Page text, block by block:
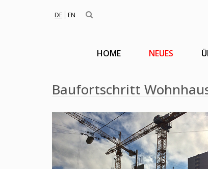
DE EN
HOME NEUES
Baufortschritt